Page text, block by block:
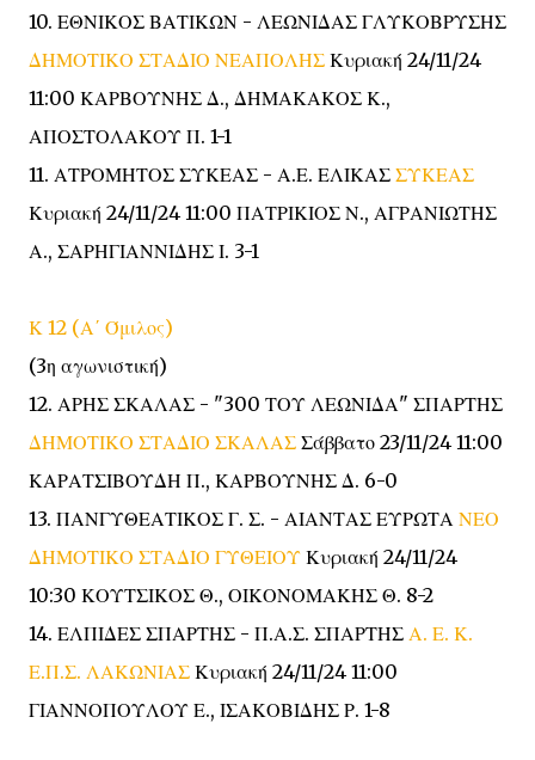
10. ΕΘΝΙΚΟΣ ΒΑΤΙΚΩΝ - ΛΕΩΝΙΔΑΣ ΓΛΥΚΟΒΡΥΣΗΣ
ΔΗΜΟΤΙΚΟ ΣΤΑΔΙΟ ΝΕΑΠΟΛΗΣ Κυριακή 24/11/24
11:00 ΚΑΡΒΟΥΝΗΣ Δ., ΔΗΜΑΚΑΚΟΣ Κ.,
ΑΠΟΣΤΟΛΑΚΟΥ Π. 1-1
11. ΑΤΡΟΜΗΤΟΣ ΣΥΚΕΑΣ - Α.Ε. ΕΛΙΚΑΣ ΣΥΚΕΑΣ
Κυριακή 24/11/24 11:00 ΠΑΤΡΙΚΙΟΣ Ν., ΑΓΡΑΝΙΩΤΗΣ
Α., ΣΑΡΗΓΙΑΝΝΙΔΗΣ Ι. 3-1
Κ 12 (Α΄ Όμιλος)
(3η αγωνιστική)
12. ΑΡΗΣ ΣΚΑΛΑΣ - "300 ΤΟΥ ΛΕΩΝΙΔΑ" ΣΠΑΡΤΗΣ
ΔΗΜΟΤΙΚΟ ΣΤΑΔΙΟ ΣΚΑΛΑΣ Σάββατο 23/11/24 11:00
ΚΑΡΑΤΣΙΒΟΥΔΗ Π., ΚΑΡΒΟΥΝΗΣ Δ. 6-0
13. ΠΑΝΓΥΘΕΑΤΙΚΟΣ Γ. Σ. - ΑΙΑΝΤΑΣ ΕΥΡΩΤΑ ΝΕΟ
ΔΗΜΟΤΙΚΟ ΣΤΑΔΙΟ ΓΥΘΕΙΟΥ Κυριακή 24/11/24
10:30 ΚΟΥΤΣΙΚΟΣ Θ., ΟΙΚΟΝΟΜΑΚΗΣ Θ. 8-2
14. ΕΛΠΙΔΕΣ ΣΠΑΡΤΗΣ - Π.Α.Σ. ΣΠΑΡΤΗΣ Α. Ε. Κ.
Ε.Π.Σ. ΛΑΚΩΝΙΑΣ Κυριακή 24/11/24 11:00
ΓΙΑΝΝΟΠΟΥΛΟΥ Ε., ΙΣΑΚΟΒΙΔΗΣ Ρ. 1-8